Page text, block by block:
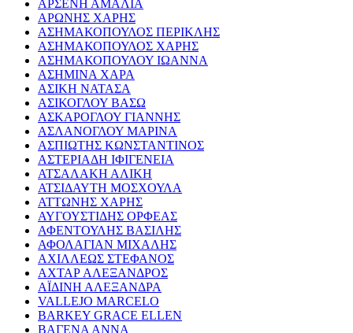
ΑΡΣΕΝΗ ΑΜΑΛΙΑ
ΑΡΩΝΗΣ ΧΑΡΗΣ
ΑΣΗΜΑΚΟΠΟΥΛΟΣ ΠΕΡΙΚΛΗΣ
ΑΣΗΜΑΚΟΠΟΥΛΟΣ ΧΑΡΗΣ
ΑΣΗΜΑΚΟΠΟΥΛΟΥ ΙΩΑΝΝΑ
ΑΣΗΜΙΝΑ ΧΑΡΑ
ΑΣΙΚΗ ΝΑΤΑΣΑ
ΑΣΙΚΟΓΛΟΥ ΒΑΣΩ
ΑΣΚΑΡΟΓΛΟΥ ΓΙΑΝΝΗΣ
ΑΣΛΑΝΟΓΛΟΥ ΜΑΡΙΝΑ
ΑΣΠΙΩΤΗΣ ΚΩΝΣΤΑΝΤΙΝΟΣ
ΑΣΤΕΡΙΑΔΗ ΙΦΙΓΕΝΕΙΑ
ΑΤΣΑΛΑΚΗ ΑΛΙΚΗ
ΑΤΣΙΔΑΥΤΗ ΜΟΣΧΟΥΛΑ
ΑΤΤΩΝΗΣ ΧΑΡΗΣ
ΑΥΓΟΥΣΤΙΔΗΣ ΟΡΦΕΑΣ
ΑΦΕΝΤΟΥΛΗΣ ΒΑΣΙΛΗΣ
ΑΦΟΛΑΓΙΑΝ ΜΙΧΑΛΗΣ
ΑΧΙΛΛΕΩΣ ΣΤΕΦΑΝΟΣ
ΑΧΤΑΡ ΑΛΕΞΑΝΔΡΟΣ
ΑΪΔΙΝΗ ΑΛΕΞΑΝΔΡΑ
VALLEJO MARCELO
BARKEY GRACE ELLEN
ΒΑΓΕΝΑ ΑΝΝΑ